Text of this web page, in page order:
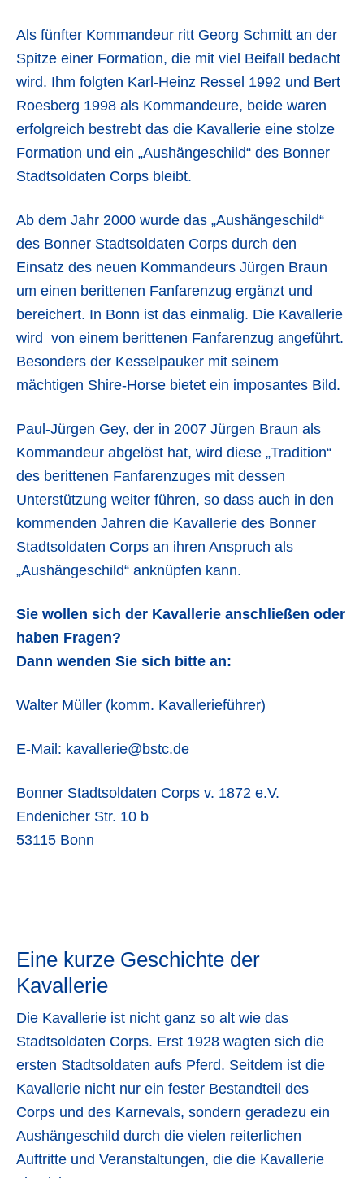
Als fünfter Kommandeur ritt Georg Schmitt an der
Spitze einer Formation, die mit viel Beifall bedacht
wird. Ihm folgten Karl-Heinz Ressel 1992 und Bert
Roesberg 1998 als Kommandeure, beide waren
erfolgreich bestrebt das die Kavallerie eine stolze
Formation und ein „Aushängeschild“ des Bonner
Stadtsoldaten Corps bleibt.
Ab dem Jahr 2000 wurde das „Aushängeschild“
des Bonner Stadtsoldaten Corps durch den
Einsatz des neuen Kommandeurs Jürgen Braun
um einen berittenen Fanfarenzug ergänzt und
bereichert. In Bonn ist das einmalig. Die Kavallerie
wird von einem berittenen Fanfarenzug angeführt.
Besonders der Kesselpauker mit seinem
mächtigen Shire-Horse bietet ein imposantes Bild.
Paul-Jürgen Gey, der in 2007 Jürgen Braun als
Kommandeur abgelöst hat, wird diese „Tradition“
des berittenen Fanfarenzuges mit dessen
Unterstützung weiter führen, so dass auch in den
kommenden Jahren die Kavallerie des Bonner
Stadtsoldaten Corps an ihren Anspruch als
„Aushängeschild“ anknüpfen kann.
Sie wollen sich der Kavallerie anschließen oder
haben Fragen?
Dann wenden Sie sich bitte an:
Walter Müller (komm. Kavallerieführer)
E-Mail: kavallerie@bstc.de
Bonner Stadtsoldaten Corps v. 1872 e.V.
Endenicher Str. 10 b
53115 Bonn
Eine kurze Geschichte der
Kavallerie
Die Kavallerie ist nicht ganz so alt wie das
Stadtsoldaten Corps. Erst 1928 wagten sich die
ersten Stadtsoldaten aufs Pferd. Seitdem ist die
Kavallerie nicht nur ein fester Bestandteil des
Corps und des Karnevals, sondern geradezu ein
Aushängeschild durch die vielen reiterlichen
Auftritte und Veranstaltungen, die die Kavallerie